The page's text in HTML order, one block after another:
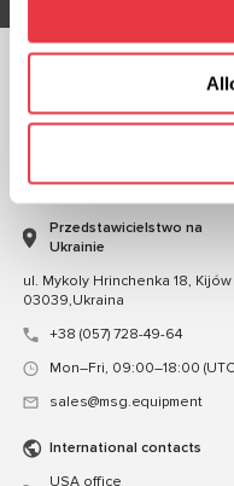
CZATUJ Z NAMI
KONTAKT
Przedstawicielstwo na
Ukrainie
ul. Mykoly Hrinchenka 18, Kijów
03039,Ukraina
+38 (057) 728-49-64
Mon–Fri, 09:00–18:00
sales@msg.equipment
International contacts
USA office